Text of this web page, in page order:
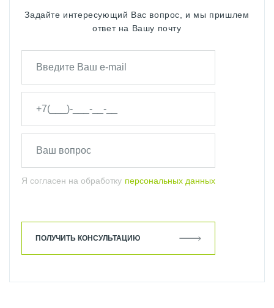
Задайте интересующий Вас вопрос, и мы пришлем
ответ на Вашу почту
Я согласен на обработку персональных данных
ПОЛУЧИТЬ КОНСУЛЬТАЦИЮ